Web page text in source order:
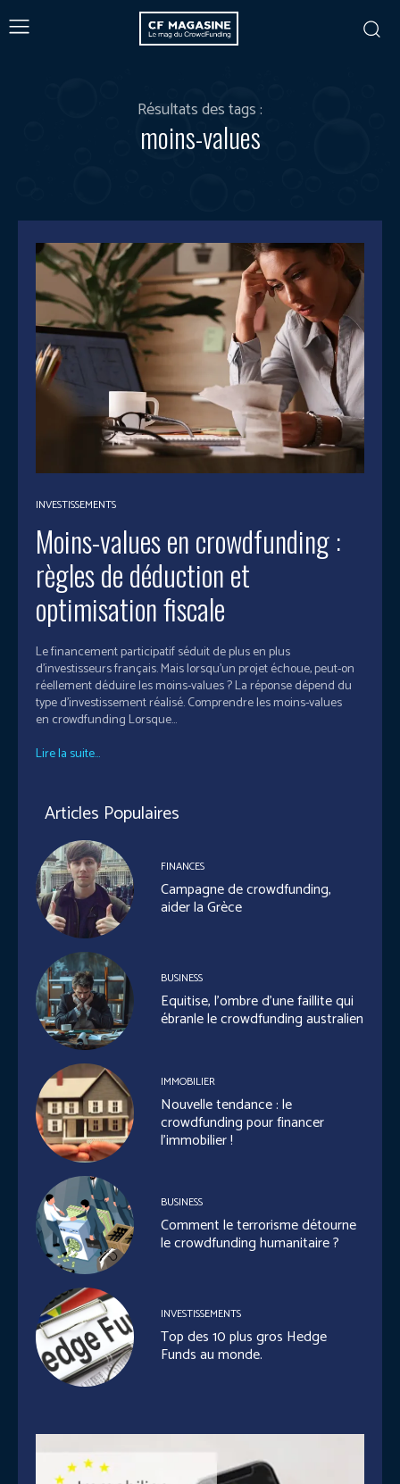
Résultats des tags :
moins-values
INVESTISSEMENTS
Moins-values en crowdfunding :
règles de déduction et
optimisation fiscale
Le financement participatif séduit de plus en plus
d'investisseurs français. Mais lorsqu'un projet échoue, peut-on
réellement déduire les moins-values ? La réponse dépend du
type d'investissement réalisé. Comprendre les moins-values
en crowdfunding Lorsque...
Lire la suite...
Articles Populaires
FINANCES
Campagne de crowdfunding,
aider la Grèce
BUSINESS
Equitise, l’ombre d’une faillite qui
ébranle le crowdfunding australien
IMMOBILIER
Nouvelle tendance : le
crowdfunding pour financer
l’immobilier !
BUSINESS
Comment le terrorisme détourne
le crowdfunding humanitaire ?
INVESTISSEMENTS
Top des 10 plus gros Hedge
Funds au monde.